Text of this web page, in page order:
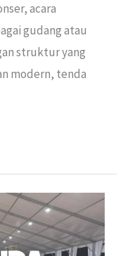
acara
gudang atau
struktur yang
modern, tenda